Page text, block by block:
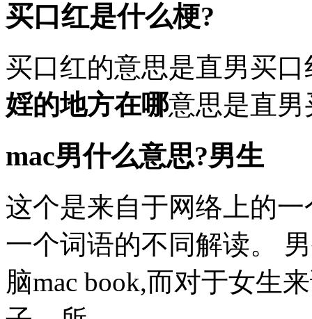
买口红是什么梗?
买口红的意思是直男买
婬的地方在哪意思是直
mac男什么意思?男生
这个是来自于网络上的
一个词语的不同解读。
脑mac book,而对于女生